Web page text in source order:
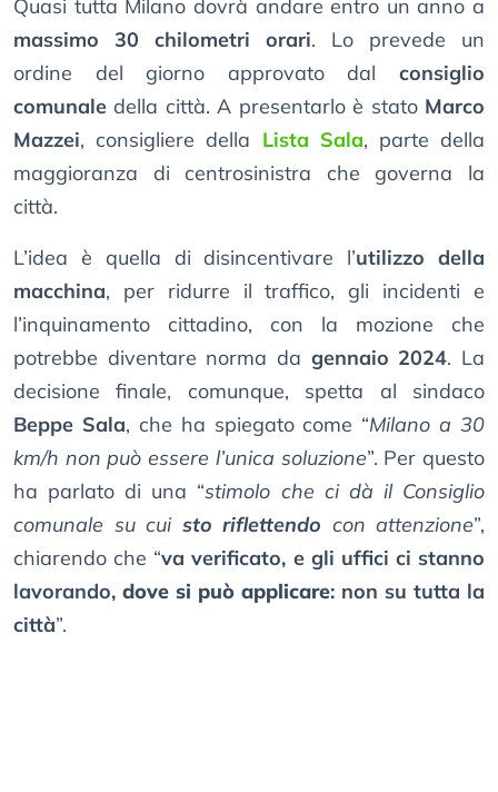
Quasi tutta Milano dovrà andare entro un anno a
massimo 30 chilometri orari. Lo prevede un
ordine del giorno approvato dal consiglio
comunale della città. A presentarlo è stato Marco
Mazzei, consigliere della Lista Sala, parte della
maggioranza di centrosinistra che governa la
città.
L’idea è quella di disincentivare l’utilizzo della
macchina, per ridurre il traffico, gli incidenti e
l’inquinamento cittadino, con la mozione che
potrebbe diventare norma da gennaio 2024. La
decisione finale, comunque, spetta al sindaco
Beppe Sala, che ha spiegato come “Milano a 30
km/h non può essere l’unica soluzione”. Per questo
ha parlato di una “stimolo che ci dà il Consiglio
comunale su cui sto riflettendo con attenzione”,
chiarendo che “va verificato, e gli uffici ci stanno
lavorando, dove si può applicare: non su tutta la
città”.